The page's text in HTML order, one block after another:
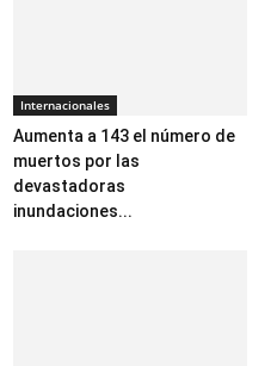
Internacionales
Aumenta a 143 el número de
muertos por las
devastadoras
inundaciones...